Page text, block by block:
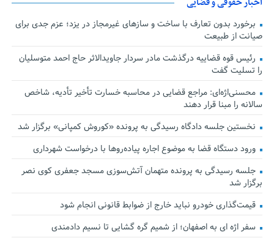
برخورد بدون تعارف با ساخت‌ و سازهای غیرمجاز در یزد؛ عزم جدی برای
صیانت از طبیعت
رئیس قوه قضاییه درگذشت مادر سردار جاویدالاثر حاج احمد متوسلیان
را تسلیت گفت
محسنی‌اژه‌ای: مراجع قضایی در محاسبه خسارت تأخیر تأدیه، شاخص
سالانه را مبنا قرار دهند
نخستین جلسه دادگاه رسیدگی به پرونده «کوروش کمپانی» برگزار شد
ورود دستگاه قضا به موضوع اجاره پیاده‌روها با درخواست شهرداری
جلسه رسیدگی به پرونده متهمان آتش‌سوزی مسجد جعفری کوی نصر
برگزار شد
قیمت‌گذاری خودرو نباید خارج از ضوابط قانونی انجام شود
سفر اژه ای به اصفهان؛ از شمیم گره گشایی تا نسیم دادمندی